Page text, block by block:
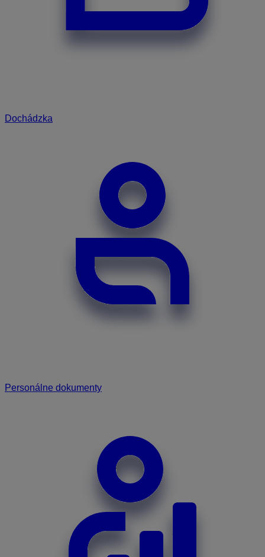
Dochádzka
Personálne dokumenty